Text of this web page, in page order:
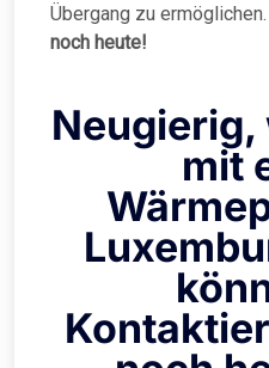
Übergang zu ermöglichen.
noch heute!
Neugierig,
mit